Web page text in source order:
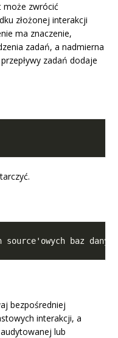
może zwrócić
złożonej interakcji
ma znaczenie,
zadań, a nadmierna
zadań dodaje
bezpośredniej
interakcji, a
lub